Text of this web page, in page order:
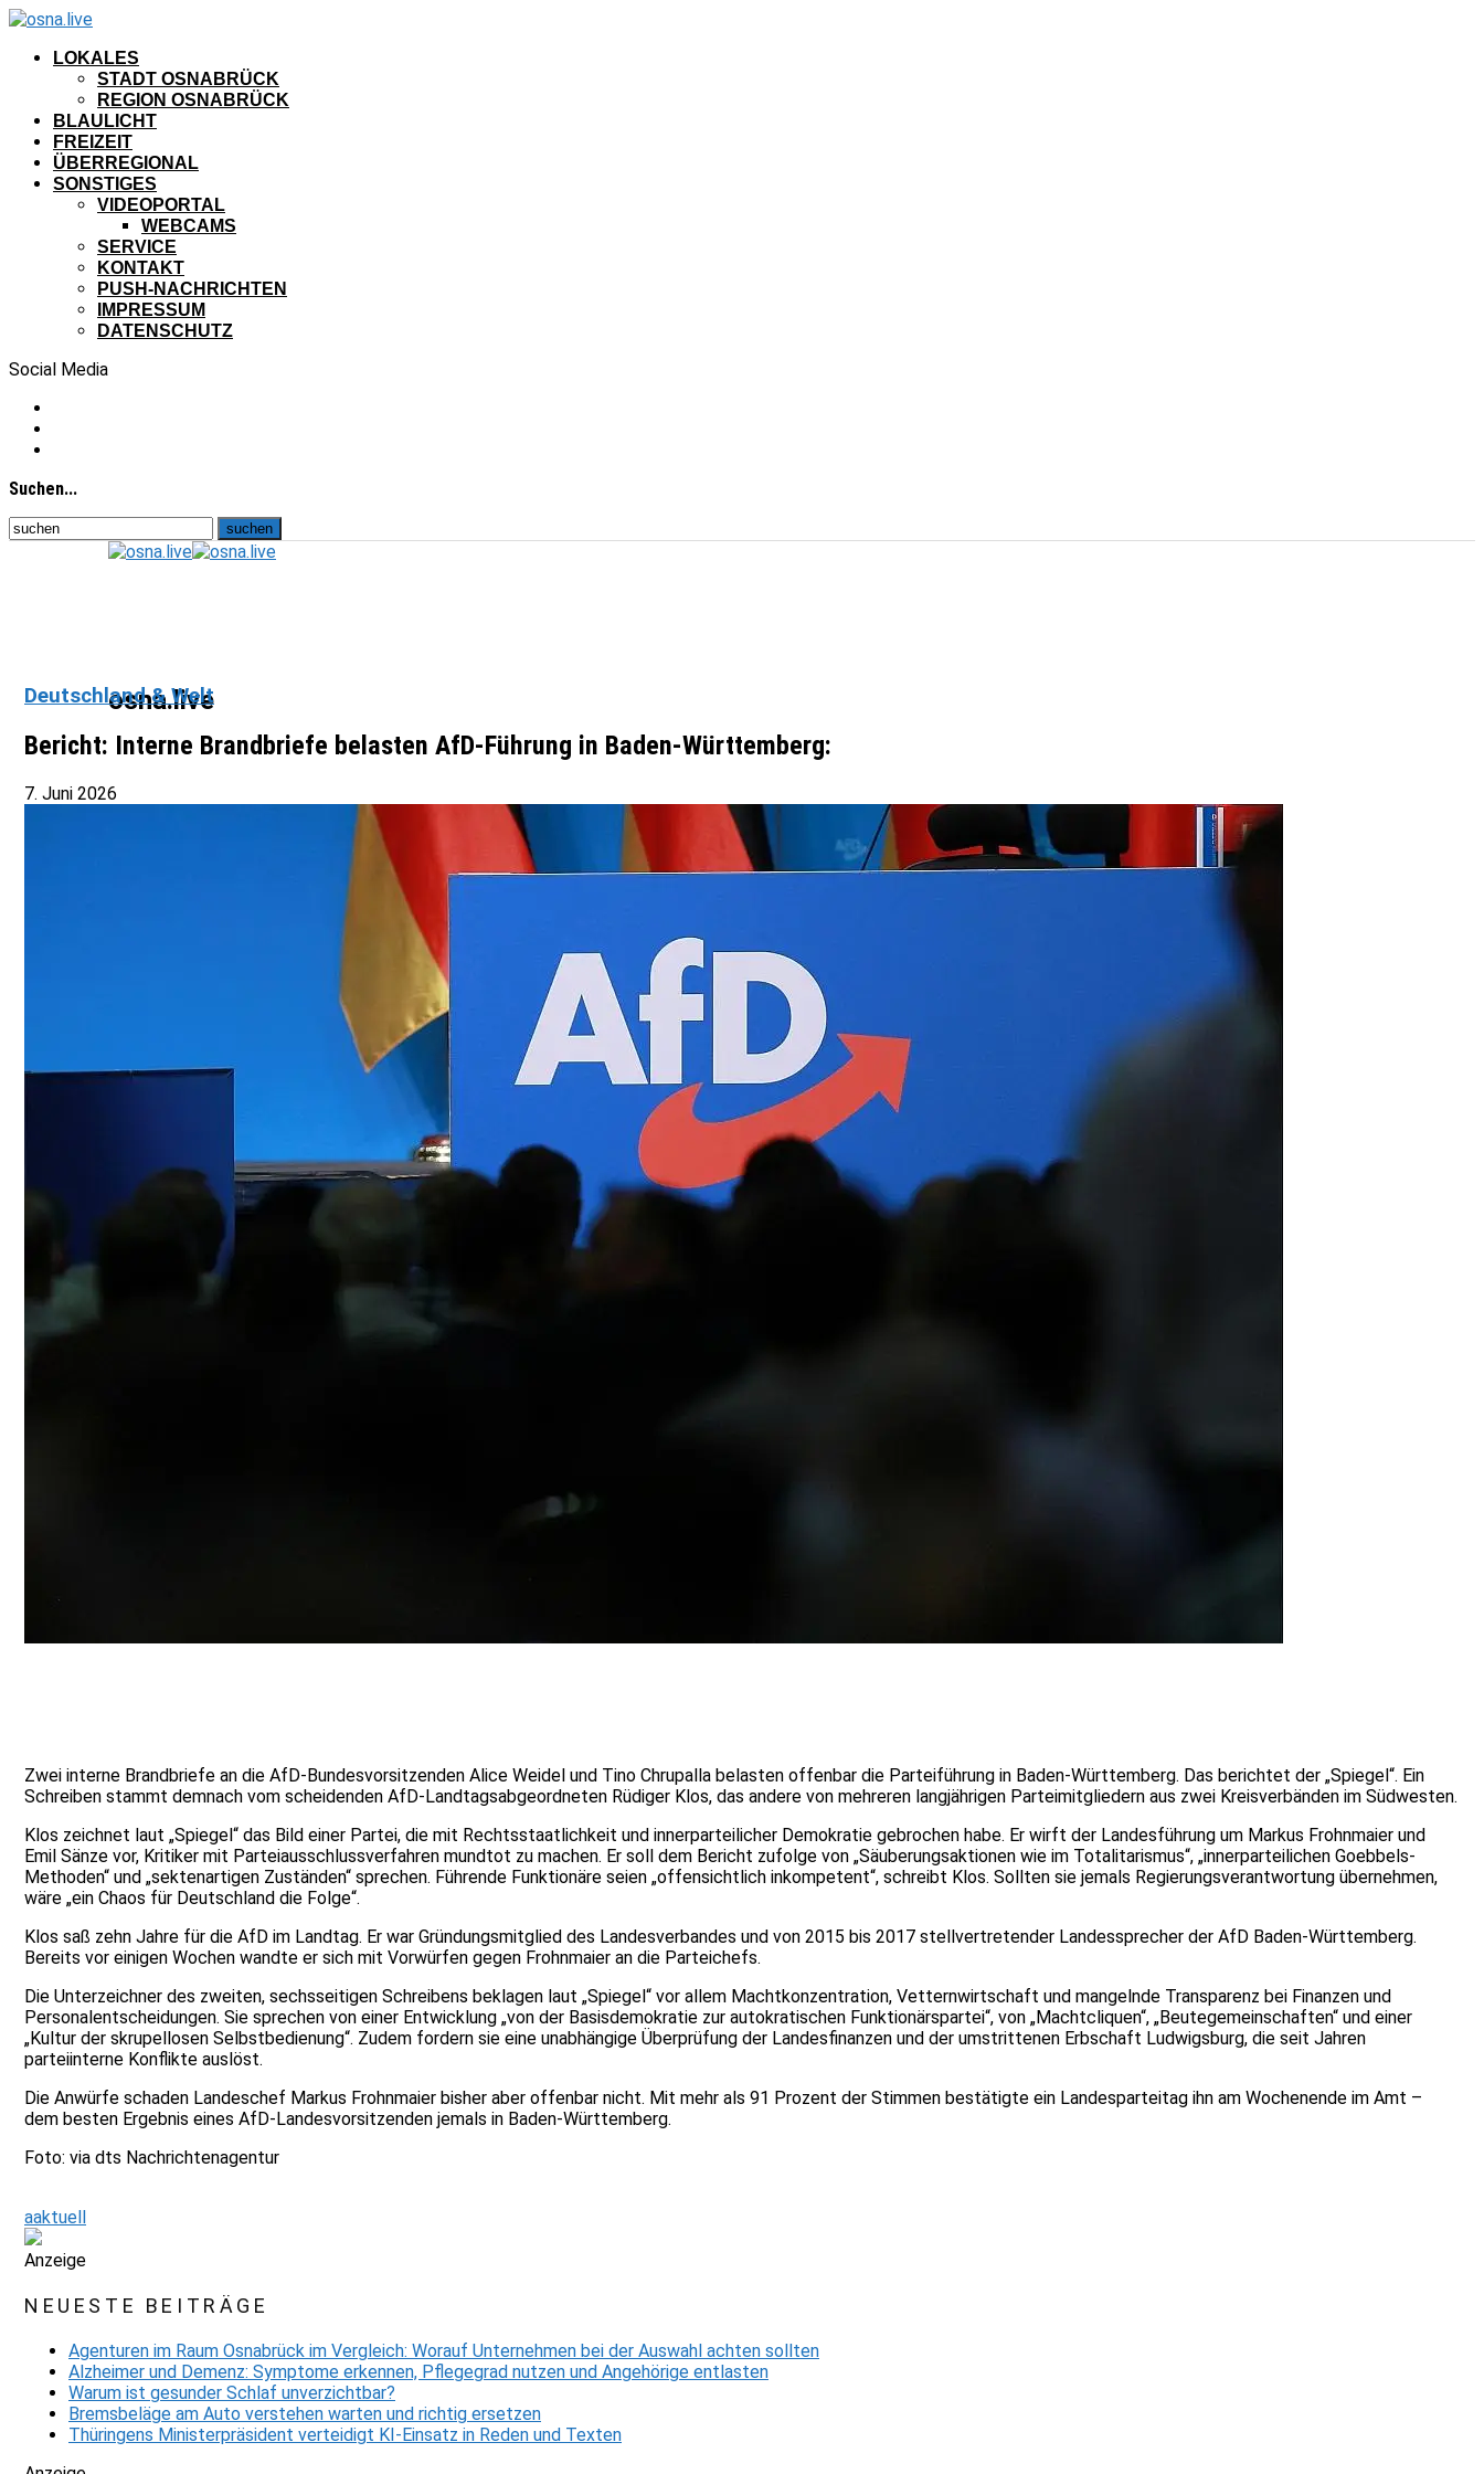
LOKALES
STADT OSNABRÜCK
REGION OSNABRÜCK
BLAULICHT
FREIZEIT
ÜBERREGIONAL
SONSTIGES
VIDEOPORTAL
WEBCAMS
SERVICE
KONTAKT
PUSH-NACHRICHTEN
IMPRESSUM
DATENSCHUTZ
Social Media
Suchen...
osna.live
Deutschland & Welt
Bericht: Interne Brandbriefe belasten AfD-Führung in Baden-Württemberg:
7. Juni 2026
Zwei interne Brandbriefe an die AfD-Bundesvorsitzenden Alice Weidel und Tino Chrupalla belasten offenbar die Parteiführung in Baden-Württemberg. Das berichtet der „Spiegel“. Ein
Schreiben stammt demnach vom scheidenden AfD-Landtagsabgeordneten Rüdiger Klos, das andere von mehreren langjährigen Parteimitgliedern aus zwei Kreisverbänden im Südwesten.
Klos zeichnet laut „Spiegel“ das Bild einer Partei, die mit Rechtsstaatlichkeit und innerparteilicher Demokratie gebrochen habe. Er wirft der Landesführung um Markus Frohnmaier und
Emil Sänze vor, Kritiker mit Parteiausschlussverfahren mundtot zu machen. Er soll dem Bericht zufolge von „Säuberungsaktionen wie im Totalitarismus“, „innerparteilichen Goebbels-
Methoden“ und „sektenartigen Zuständen“ sprechen. Führende Funktionäre seien „offensichtlich inkompetent“, schreibt Klos. Sollten sie jemals Regierungsverantwortung übernehmen,
wäre „ein Chaos für Deutschland die Folge“.
Klos saß zehn Jahre für die AfD im Landtag. Er war Gründungsmitglied des Landesverbandes und von 2015 bis 2017 stellvertretender Landessprecher der AfD Baden-Württemberg.
Bereits vor einigen Wochen wandte er sich mit Vorwürfen gegen Frohnmaier an die Parteichefs.
Die Unterzeichner des zweiten, sechsseitigen Schreibens beklagen laut „Spiegel“ vor allem Machtkonzentration, Vetternwirtschaft und mangelnde Transparenz bei Finanzen und
Personalentscheidungen. Sie sprechen von einer Entwicklung „von der Basisdemokratie zur autokratischen Funktionärspartei“, von „Machtcliquen“, „Beutegemeinschaften“ und einer
„Kultur der skrupellosen Selbstbedienung“. Zudem fordern sie eine unabhängige Überprüfung der Landesfinanzen und der umstrittenen Erbschaft Ludwigsburg, die seit Jahren
parteiinterne Konflikte auslöst.
Die Anwürfe schaden Landeschef Markus Frohnmaier bisher aber offenbar nicht. Mit mehr als 91 Prozent der Stimmen bestätigte ein Landesparteitag ihn am Wochenende im Amt –
dem besten Ergebnis eines AfD-Landesvorsitzenden jemals in Baden-Württemberg.
Foto: via dts Nachrichtenagentur
aaktuell
Anzeige
NEUESTE BEITRÄGE
Agenturen im Raum Osnabrück im Vergleich: Worauf Unternehmen bei der Auswahl achten sollten
Alzheimer und Demenz: Symptome erkennen, Pflegegrad nutzen und Angehörige entlasten
Warum ist gesunder Schlaf unverzichtbar?
Bremsbeläge am Auto verstehen warten und richtig ersetzen
Thüringens Ministerpräsident verteidigt KI-Einsatz in Reden und Texten